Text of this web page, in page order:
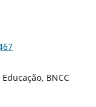
BNCC